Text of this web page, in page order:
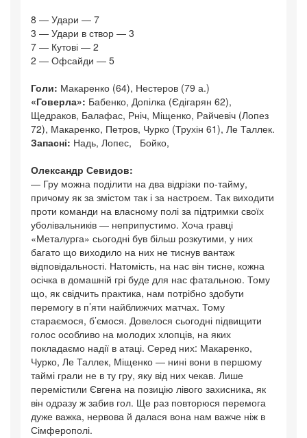
8 — Удари — 7
3 — Удари в створ — 3
7 — Кутові — 2
2 — Офсайди — 5
Голи: Макаренко (64), Нестеров (79 а.)
«Говерла»: Бабенко, Допілка (Єдігарян 62),
Щедраков, Балафас, Рніч, Міщенко, Райчевіч (Лопез
72), Макаренко, Петров, Чурко (Трухін 61), Ле Таллек.
Запасні: Надь, Лопес, Бойко,
Олександр Севидов:
— Гру можна поділити на два відрізки по-тайму,
причому як за змістом так і за настроєм. Так виходити
проти команди на власному полі за підтримки своїх
уболівальників — неприпустимо. Хоча гравці
«Металурга» сьогодні був більш розкутими, у них
багато що виходило на них не тиснув вантаж
відповідальності. Натомість, на нас він тисне, кожна
осічка в домашній грі буде для нас фатальною. Тому
що, як свідчить практика, нам потрібно здобути
перемогу в п’яти найближчих матчах. Тому
стараємося, б’ємося. Довелося сьогодні підвищити
голос особливо на молодих хлопців, на яких
покладаємо надії в атаці. Серед них: Макаренко,
Чурко, Ле Таллек, Міщенко — нині вони в першому
таймі грали не в ту гру, яку від них чекав. Лише
перемістили Євгена на позицію лівого захисника, як
він одразу ж забив гол. Ще раз повторюся перемога
дуже важка, нервова й далася вона нам важче ніж в
Сімферополі.